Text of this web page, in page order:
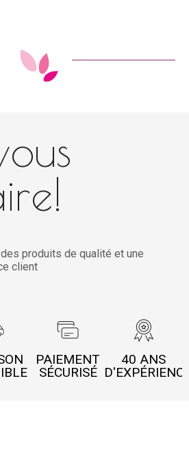
produits de qualité et une
client
PAIEMENT
SÉCURISÉ
40 ANS